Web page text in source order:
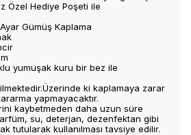
Özel Hediye Poşeti ile
Gümüş Kaplama
yumuşak kuru bir bez ile
ki kaplamaya zarar
yapmayacaktır.
kaybetmeden daha uzun süre
su, deterjan, dezenfektan gibi
tutularak kullanılması tavsiye edilir.